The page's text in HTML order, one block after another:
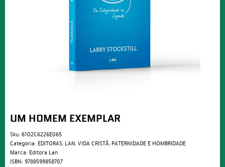
UM HOMEM EXEMPLAR
Sku: 6102C6226E065
Categoria: EDITORAS, LAN,VIDA CRISTÃ, PATERNIDADE E HOMBRIDADE
Marca: Editora Lan
ISBN: 9788599858707